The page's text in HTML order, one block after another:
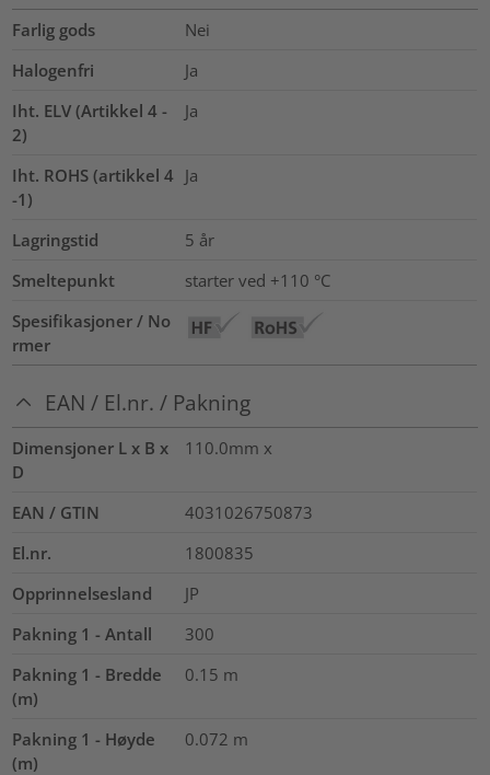
Farlig gods
Nei
Halogenfri
Ja
Iht. ELV (Artikkel 4 -
2)
Ja
Iht. ROHS (artikkel 4
-1)
Ja
Lagringstid
5 år
Smeltepunkt
starter ved +110 °C
Spesifikasjoner / No
rmer
EAN / El.nr. / Pakning
Dimensjoner L x B x
D
110.0mm x
EAN / GTIN
4031026750873
El.nr.
1800835
Opprinnelsesland
JP
Pakning 1 - Antall
300
Pakning 1 - Bredde
(m)
0.15 m
Pakning 1 - Høyde
(m)
0.072 m